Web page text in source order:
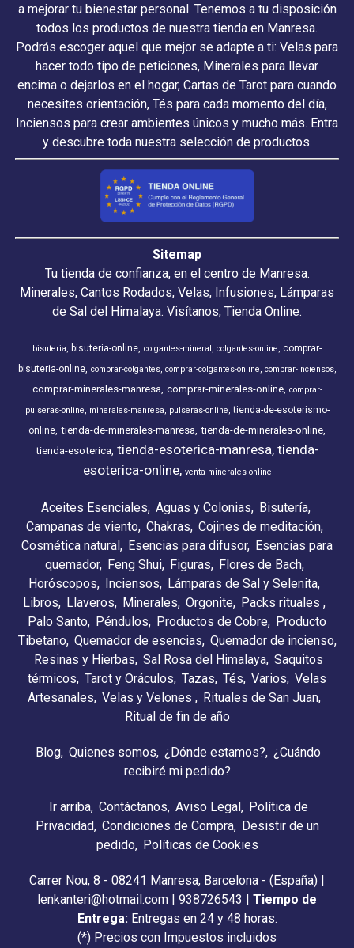
a mejorar tu bienestar personal. Tenemos a tu disposición
todos los productos de nuestra tienda en Manresa.
Podrás escoger aquel que mejor se adapte a ti: Velas para
hacer todo tipo de peticiones, Minerales para llevar
encima o dejarlos en el hogar, Cartas de Tarot para cuando
necesites orientación, Tés para cada momento del día,
Inciensos para crear ambientes únicos y mucho más. Entra
y descubre toda nuestra selección de productos.
Sitemap
Tu tienda de confianza, en el centro de Manresa.
Minerales, Cantos Rodados, Velas, Infusiones, Lámparas
de Sal del Himalaya. Visítanos, Tienda Online.
bisuteria bisuteria-online colgantes-mineral colgantes-online
comprar-
bisuteria-online comprar-colgantes comprar-colgantes-online comprar-inciensos
comprar-minerales-manresa comprar-minerales-online comprar-
pulseras-online
minerales-manresa pulseras-online tienda-de-esoterismo-
online tienda-de-minerales-manresa tienda-de-minerales-online
tienda-esoterica tienda-esoterica-manresa tienda-
esoterica-online venta-minerales-online
Aceites Esenciales Aguas y Colonias
Bisutería
Campanas de viento Chakras Cojines de meditación
Cosmética natural Esencias para difusor Esencias para
quemador
Feng Shui Figuras
Flores de Bach
Horóscopos
Inciensos
Lámparas de Sal y Selenita
Libros
Llaveros Minerales Orgonite Packs rituales
Palo Santo Péndulos Productos de Cobre Producto
Tibetano Quemador de esencias Quemador de incienso
Resinas y Hierbas Sal Rosa del Himalaya Saquitos
térmicos Tarot y Oráculos Tazas Tés Varios Velas
Artesanales Velas y Velones
Rituales de San Juan
Ritual de fin de año
Blog Quienes somos ¿Dónde estamos? ¿Cuándo
recibiré mi pedido?
Ir arriba Contáctanos Aviso Legal
Política de
Privacidad Condiciones de Compra
Desistir de un
pedido
Políticas de Cookies
Carrer Nou, 8 - 08241 Manresa, Barcelona - (España) |
lenkanteri@hotmail.com | 938726543 | Tiempo de
Entrega: Entregas en 24 y 48 horas.
(*) Precios con Impuestos incluidos